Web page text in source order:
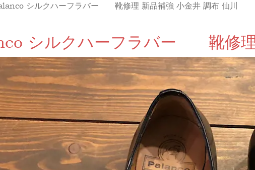
シルクハーフラバー 靴修理 新品補強 小金井 調布 仙川
シルクハーフラバー 靴修理